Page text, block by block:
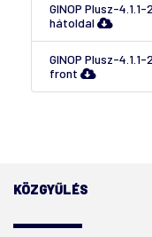
GINOP Plusz-
hátoldal
GINOP Plusz-
front
KÖZGYŰLÉS